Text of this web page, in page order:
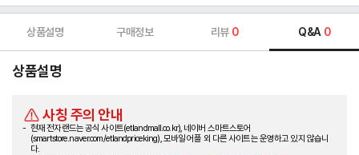
상품설명 구매정보 리뷰 0 Q&A 0
상품설명
사칭 주의 안내
현재 전자랜드는 공식 사이트(etlandmall.co.kr), 네이버 스마트스토어
(smartstore.naver.com/etlandpriceking), 모바일 어플 외 다른 사이트는 운영하고 있지 않습니
다.